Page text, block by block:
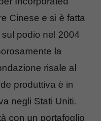
Cinese e si è fatta
podio nel 2004
la
risale al
produttiva è in
negli Stati Uniti.
con un portafoglio